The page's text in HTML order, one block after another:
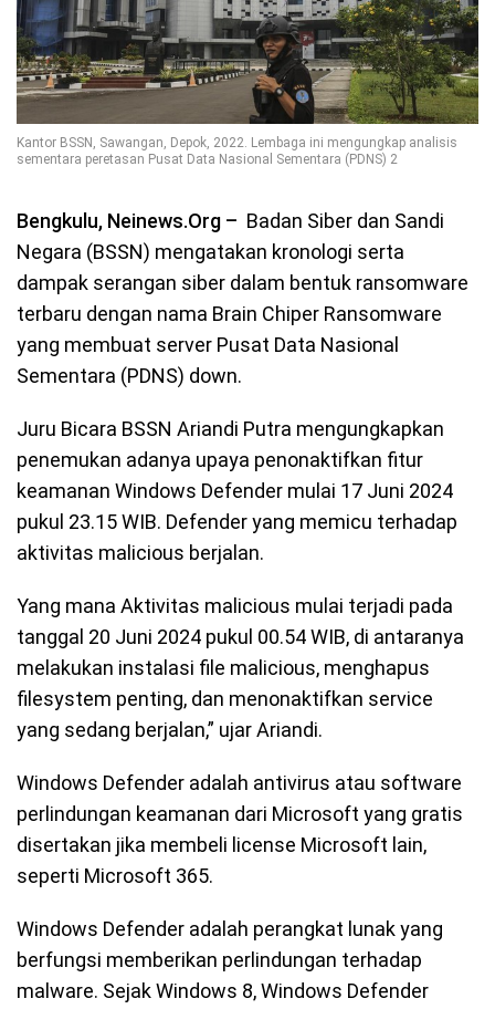
Kantor BSSN, Sawangan, Depok, 2022. Lembaga ini mengungkap analisis
sementara peretasan Pusat Data Nasional Sementara (PDNS) 2
Bengkulu, Neinews.Org – Badan Siber dan Sandi
Negara (BSSN) mengatakan kronologi serta
dampak serangan siber dalam bentuk ransomware
terbaru dengan nama Brain Chiper Ransomware
yang membuat server Pusat Data Nasional
Sementara (PDNS) down.
Juru Bicara BSSN Ariandi Putra mengungkapkan
penemukan adanya upaya penonaktifkan fitur
keamanan Windows Defender mulai 17 Juni 2024
pukul 23.15 WIB. Defender yang memicu terhadap
aktivitas malicious berjalan.
Yang mana Aktivitas malicious mulai terjadi pada
tanggal 20 Juni 2024 pukul 00.54 WIB, di antaranya
melakukan instalasi file malicious, menghapus
filesystem penting, dan menonaktifkan service
yang sedang berjalan,” ujar Ariandi.
Windows Defender adalah antivirus atau software
perlindungan keamanan dari Microsoft yang gratis
disertakan jika membeli license Microsoft lain,
seperti Microsoft 365.
Windows Defender adalah perangkat lunak yang
berfungsi memberikan perlindungan terhadap
malware. Sejak Windows 8, Windows Defender